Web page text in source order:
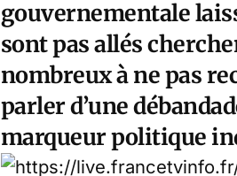
gouvernementale
sont pas allés
nombreux à ne pas
parler d’une
marqueur politique